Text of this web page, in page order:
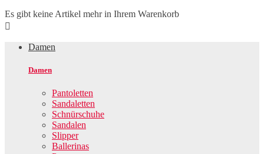
Es gibt keine Artikel mehr in Ihrem Warenkorb

Damen
Damen
Pantoletten
Sandaletten
Schnürschuhe
Sandalen
Slipper
Ballerinas